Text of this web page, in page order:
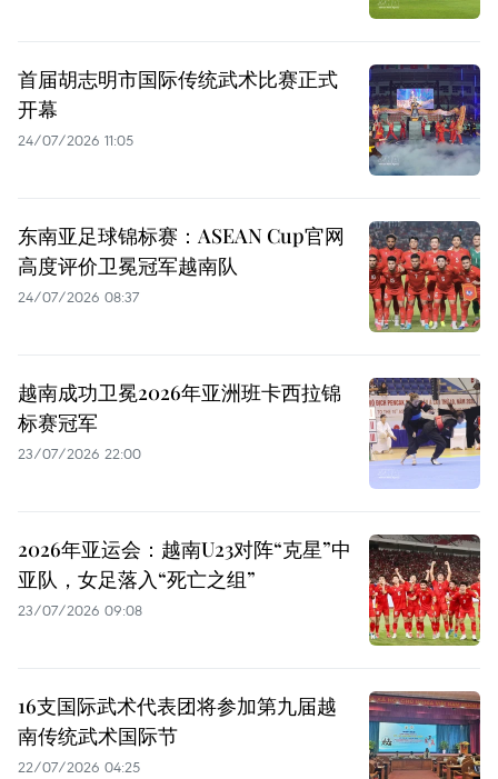
首届胡志明市国际传统武术比赛正式
开幕
24/07/2026 11:05
东南亚足球锦标赛：ASEAN Cup官网
高度评价卫冕冠军越南队
24/07/2026 08:37
越南成功卫冕2026年亚洲班卡西拉锦
标赛冠军
23/07/2026 22:00
2026年亚运会：越南U23对阵“克星”中
亚队，女足落入“死亡之组”
23/07/2026 09:08
16支国际武术代表团将参加第九届越
南传统武术国际节
22/07/2026 04:25